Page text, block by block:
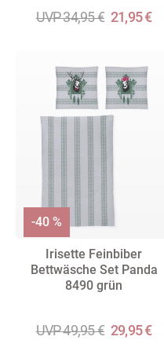
UVP 34,95 € 21,95 €
Irisette Feinbiber
Bettwäsche Set Panda
8490 grün
UVP 49,95 € 29,95 €
-40 %